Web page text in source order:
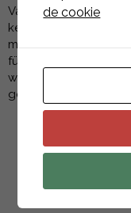
Variante erhältlich.
keine 380 Volt auf
müssen. Das Q-
für ein optimales
wodurch eine
gewährleistet wird.
de cookie